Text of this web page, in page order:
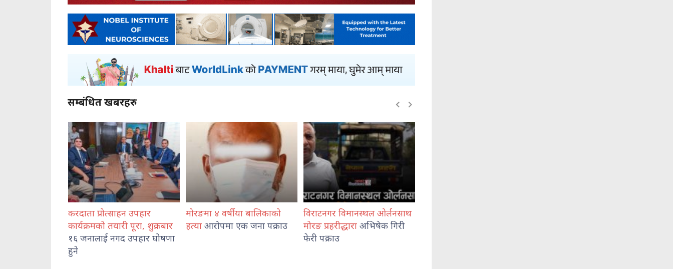
सम्बंधित खबरहरु
प्रोत्साहन उपहार
तयारी पूरा, शुक्रबार
नगद उपहार घोषणा
मोरङमा ४ वर्षीया बालिकाको
हत्या आरोपमा एक जना पक्राउ
विराटनगर विमानस्थल ओर्लनसाथ
मोरङ प्रहरीद्धारा अभिषेक गिरी
विश्वविद्यालय अनुदान आयोगका
अध्यक्ष केसी र सचिव श्रेष्ठले लिए